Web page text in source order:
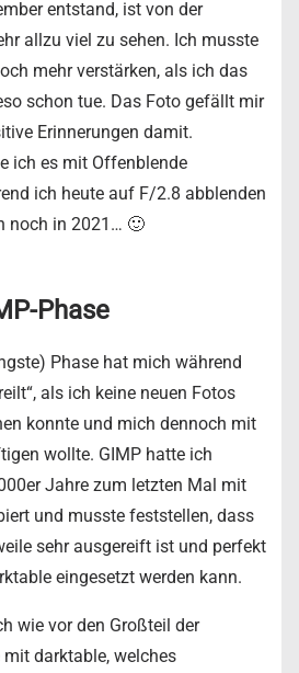
entstand, ist von der
allzu viel zu sehen. Ich musste
mehr verstärken, als ich das
schon tue. Das Foto gefällt mir
Erinnerungen damit.
ich es mit Offenblende
ich heute auf F/2.8 abblenden
noch in 2021… 🙂
Phase
Phase hat mich während
als ich keine neuen Fotos
konnte und mich dennoch mit
wollte. GIMP hatte ich
Jahre zum letzten Mal mit
und musste feststellen, dass
sehr ausgereift ist und perfekt
eingesetzt werden kann.
wie vor den Großteil der
darktable, welches